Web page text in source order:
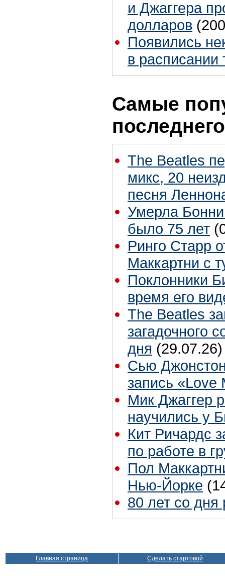
и Джаггера
долларов
Появились
в расписании
Самые
The Beatles
микс, 20
песня
Умерла
было 75 лет
Ринго Старр
Маккартни с
Поклонники
время его
The Beatles
загадочного
дня (29.07.26)
Сью
запись «Love
Мик Джаггер
научились у
Кит Ричардс
по работе в
Пол
Нью-Йорке
80 лет со
Главная страница Сделать стартовой